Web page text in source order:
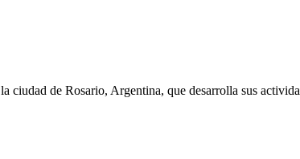
ciudad de Rosario, Argentina, que desarrolla sus